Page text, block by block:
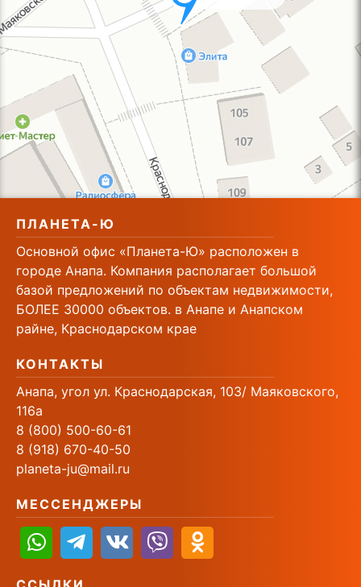
ПЛАНЕТА-Ю
Основной офис «Планета-Ю» расположен в
городе Анапа. Компания располагает большой
базой предложений по объектам недвижимости,
БОЛЕЕ 30000 объектов. в Анапе и Анапском
райне, Краснодарском крае
КОНТАКТЫ
Анапа, угол ул. Краснодарская, 103/ Маяковского,
116а
8 (800) 500-60-61
8 (918) 670-40-50
planeta-ju@mail.ru
МЕССЕНДЖЕРЫ